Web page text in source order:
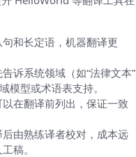
和长定语，机器翻译更
诉系统领域（如“法律文本”
模型或术语表支持。
在翻译前列出，保证一致
由熟练译者校对，成本远
稿。